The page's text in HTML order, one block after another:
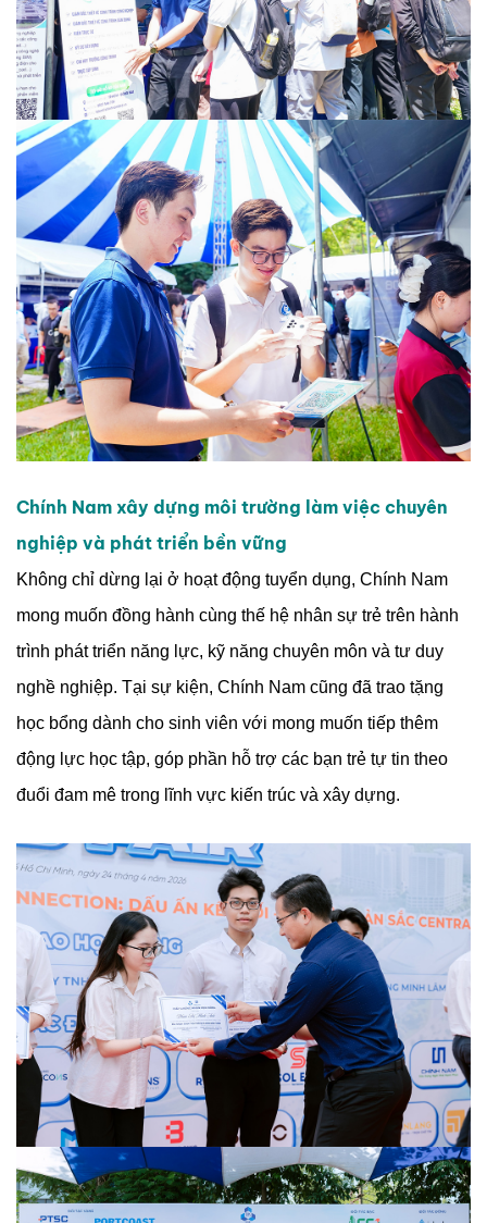
Chính Nam xây dựng môi trường làm việc chuyên
nghiệp và phát triển bền vững
Không chỉ dừng lại ở hoạt động tuyển dụng, Chính Nam
mong muốn đồng hành cùng thế hệ nhân sự trẻ trên hành
trình phát triển năng lực, kỹ năng chuyên môn và tư duy
nghề nghiệp. Tại sự kiện, Chính Nam cũng đã trao tặng
học bổng dành cho sinh viên với mong muốn tiếp thêm
động lực học tập, góp phần hỗ trợ các bạn trẻ tự tin theo
đuổi đam mê trong lĩnh vực kiến trúc và xây dựng.